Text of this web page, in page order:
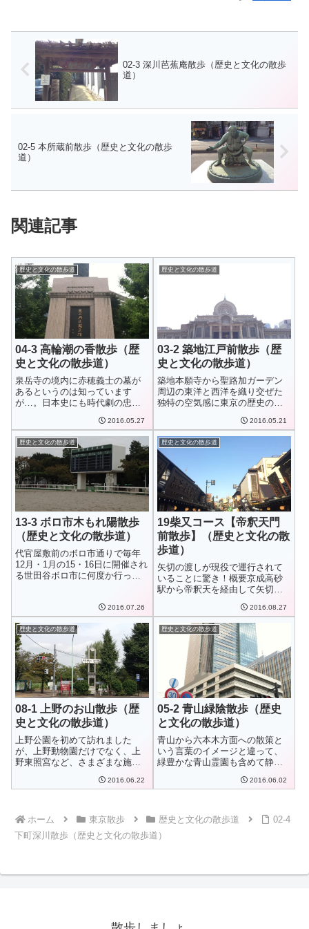
02-3 深川芭蕉庵散歩（歴史と文化の散歩
道）
02-5 本所蔵前散歩（歴史と文化の散歩
道）
関連記事
歴史と文化の散歩道
04-3 高輪潮の香散歩（歴
史と文化の散歩道）
泉岳寺の境内に赤穂義士の墓が
あるというのは知っています
が…。日本史にも時代劇の忠臣
2016.05.27
歴史と文化の散歩道
03-2 築地江戸前散歩（歴
史と文化の散歩道）
築地本願寺から聖路加ガーデン
周辺の東洋と西洋を織り交ぜた
独特の空気感に東京の歴史の奥
2016.05.21
歴史と文化の散歩道
13-3 ボロ市木もれ陽散歩
（歴史と文化の散歩道）
代官屋敷前のボロ市通りで毎年
12月・1月の15・16日に開催され
る世田谷ボロ市に何度か行った
2016.07.26
歴史と文化の散歩道
19柴又コース【帝釈天門
前散歩】（歴史と文化の散
歩道）
矢切の渡しが現役で運行されて
いることに驚き！概要京成高砂
駅から帝釈天を経由して矢切の
2016.08.27
歴史と文化の散歩道
08-1 上野のお山散歩（歴
史と文化の散歩道）
上野公園を初めて訪れました
が、上野動物園だけでなく、上
野東照宮など、さまざまな施設
2016.06.22
歴史と文化の散歩道
05-2 青山緑陰散歩（歴史
と文化の散歩道）
青山から六本木方面への散策と
いう言葉のイメージと違って、
緑豊かな青山霊園も含めて静か
2016.06.02
ホーム 東京散歩 歴史と文化の散歩道
02-4
下町深川散歩（歴史と文化の散歩道）